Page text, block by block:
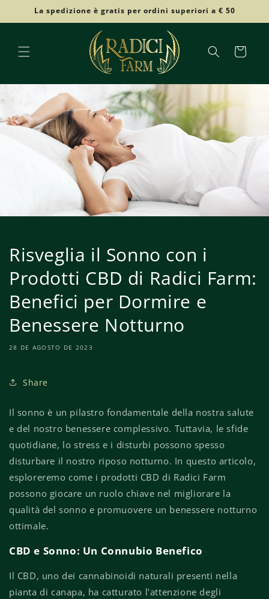
directamente
al contenido
La spedizione è gratis per ordini superiori a € 50
Carrito
Risveglia il Sonno con i
Prodotti CBD di Radici Farm:
Benefici per Dormire e
Benessere Notturno
28 DE AGOSTO DE 2023
Share
Il sonno è un pilastro fondamentale della nostra salute
e del nostro benessere complessivo. Tuttavia, le sfide
quotidiane, lo stress e i disturbi possono spesso
disturbare il nostro riposo notturno. In questo articolo,
esploreremo come i prodotti CBD di Radici Farm
possono giocare un ruolo chiave nel migliorare la
qualità del sonno e promuovere un benessere notturno
ottimale.
CBD e Sonno: Un Connubio Benefico
Il CBD, uno dei cannabinoidi naturali presenti nella
pianta di canapa, ha catturato l'attenzione degli